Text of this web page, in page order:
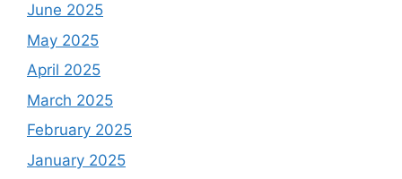
June 2025
May 2025
April 2025
March 2025
February 2025
January 2025